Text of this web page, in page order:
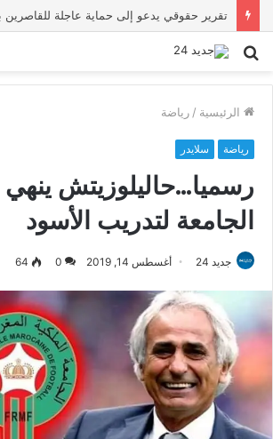
بحث
الرئيسية / رياضة
رياضة سلايدر
رسميا…حاليلوزيتش ينهي
الجامعة لتدريب الأسود
جديد 24 أغسطس 14, 2019 0
64